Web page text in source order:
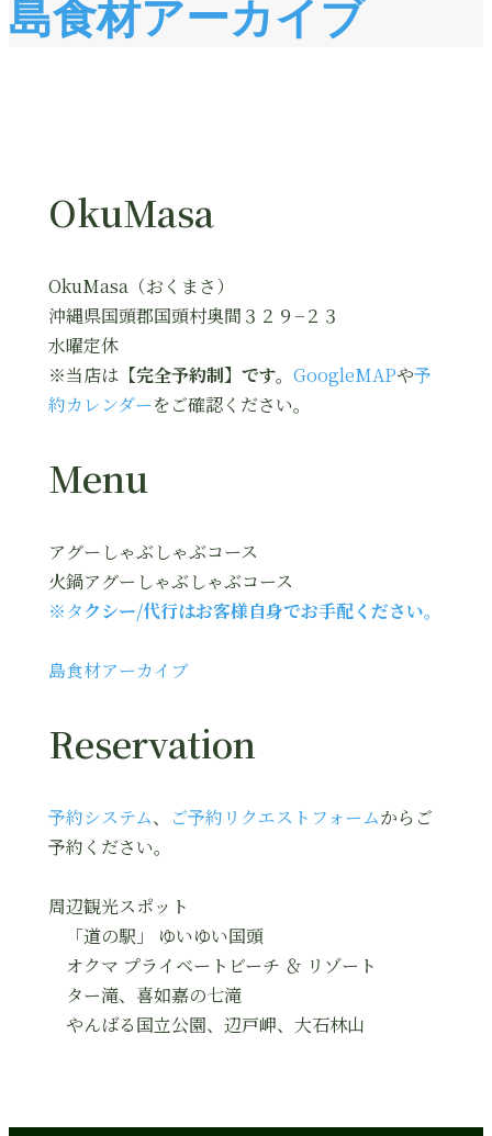
島食材アーカイブ
OkuMasa
OkuMasa（おくまさ）
沖縄県国頭郡国頭村奥間３２９−２３
水曜定休
※当店は 【完全予約制】です。 GoogleMAPや予
約カレンダーをご確認ください。
Menu
アグーしゃぶしゃぶコース
火鍋アグーしゃぶしゃぶコース
※タクシー/代行はお客様自身でお手配ください。
島食材アーカイブ
Reservation
予約システム、 ご予約リクエストフォームからご
予約ください。
周辺観光スポット
「道の駅」 ゆいゆい国頭
オクマ プライベートビーチ ＆ リゾート
ター滝、喜如嘉の七滝
やんばる国立公園、辺戸岬、大石林山